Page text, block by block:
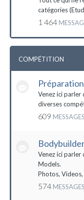
catégories
1 464
COMPÉTITION
Préparation
Venez ici
diverses
609 MESSAGES
Venez ici parler
Models.
Photos,
574 MESSAGES